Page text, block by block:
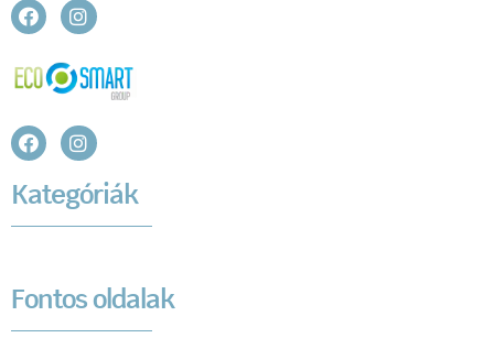
Kategóriák
Fontos oldalak